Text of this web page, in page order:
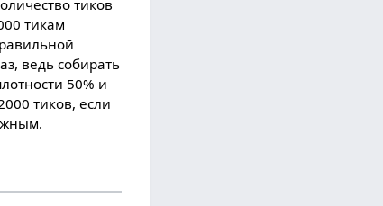
тиков
тикам
ведь собирать
50% и
тиков, если